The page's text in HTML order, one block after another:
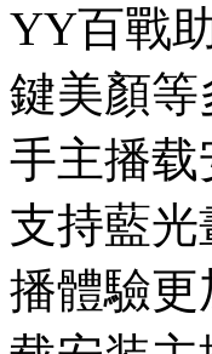
YY百戰
鍵美顏
手主播
支持藍
播體驗